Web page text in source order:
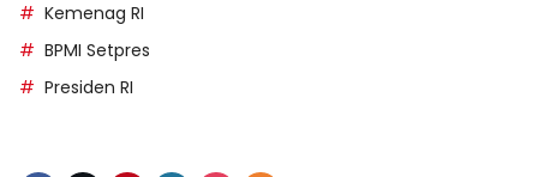
Kemenag RI
BPMI Setpres
Presiden RI